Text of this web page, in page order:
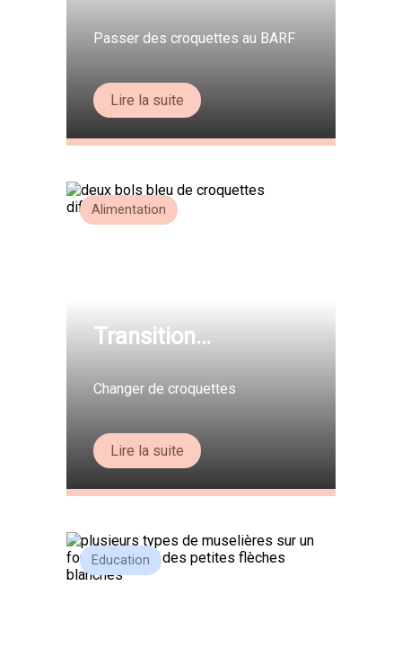
3/3.
Passer des croquettes au BARF
Lire la suite
Alimentation
Transition
1/3.
Changer de croquettes
Lire la suite
Education